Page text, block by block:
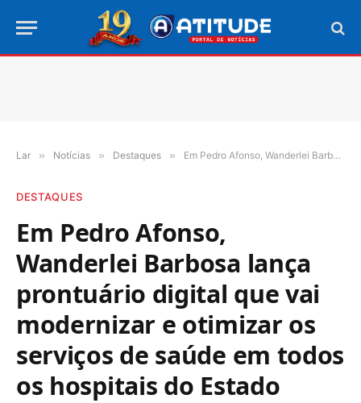
Lar » Notícias » Destaques » Em Pedro Afonso, Wanderlei Barbosa lança prontuário digital que vai modernizar e otimizar os serviços de saúde em todos os hospitais do Estado
DESTAQUES
Em Pedro Afonso,
Wanderlei Barbosa lança
prontuário digital que vai
modernizar e otimizar os
serviços de saúde em todos
os hospitais do Estado